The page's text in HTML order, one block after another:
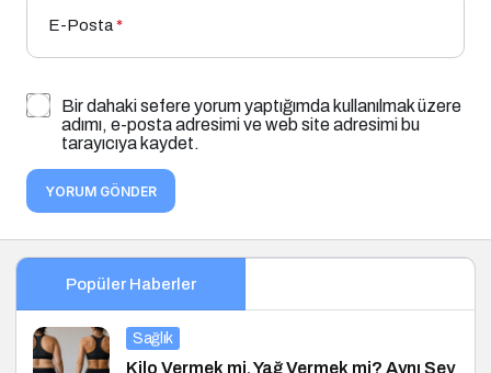
E-Posta*
Bir dahaki sefere yorum yaptığımda kullanılmak üzere
adımı, e-posta adresimi ve web site adresimi bu
tarayıcıya kaydet.
YORUM GÖNDER
Popüler Haberler
Sağlık
Kilo Vermek mi, Yağ Vermek mi? Aynı Şey